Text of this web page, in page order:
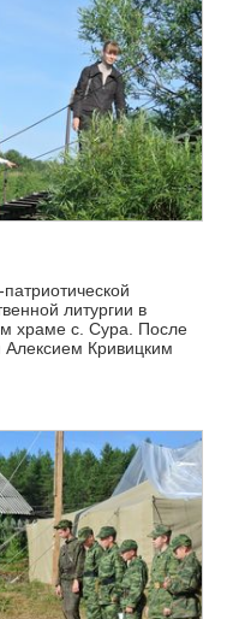
литургии в
храме с. Сура. После
Алексием Кривицким